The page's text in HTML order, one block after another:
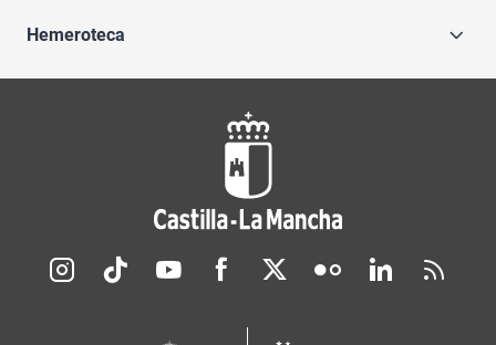
Hemeroteca
Redes sociales JCCM